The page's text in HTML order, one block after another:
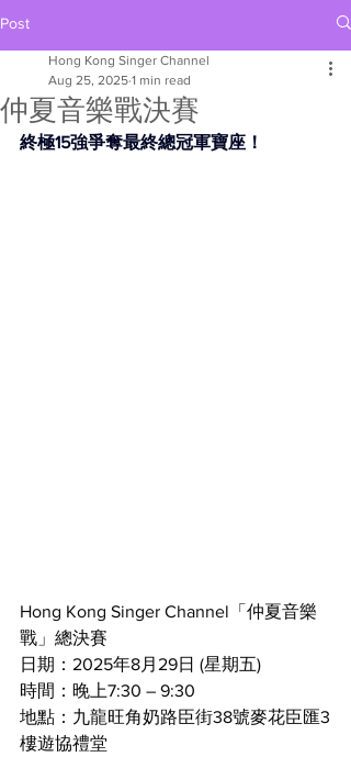
Post
仲夏音樂戰決賽
Hong Kong Singer Channel
Aug 25, 2025 1 min read
終極15強爭奪最終總冠軍寶座！
Hong Kong Singer Channel「仲夏音樂
戰」總決賽
日期：2025年8月29日 (星期五)
時間：晚上7:30 – 9:30
地點：九龍旺角奶路臣街38號麥花臣匯3
樓遊協禮堂